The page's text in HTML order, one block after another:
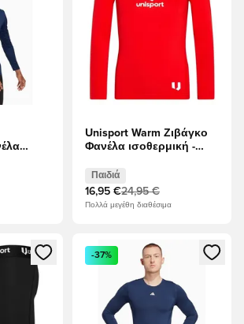
Unisport Warm Ζιβάγκο
Φανέλα ισοθερμική -
Παιδιά
16,95 €24,95 €
Πολλά μεγέθη διαθέσιμα
για να συνδεθείτε ή να εγγραφείτε ως
Ανοίγει ένα Modal για να
-37%